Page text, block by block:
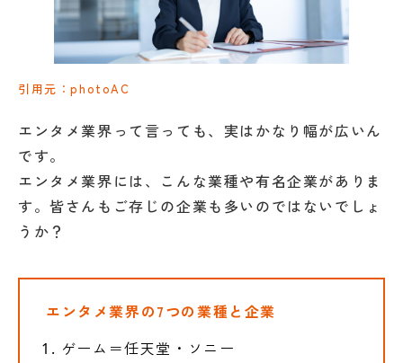
引用元：photoAC
エンタメ業界って言っても、実はかなり幅が広いん
です。
エンタメ業界には、こんな業種や有名企業がありま
す。皆さんもご存じの企業も多いのではないでしょ
うか？
エンタメ業界の7つの業種と企業
ゲーム＝任天堂・ソニー